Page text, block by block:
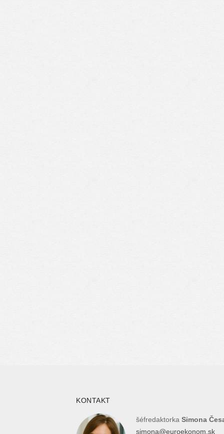
KONTAKT
šéfredaktorka Simona
simona@euroekonom.sk